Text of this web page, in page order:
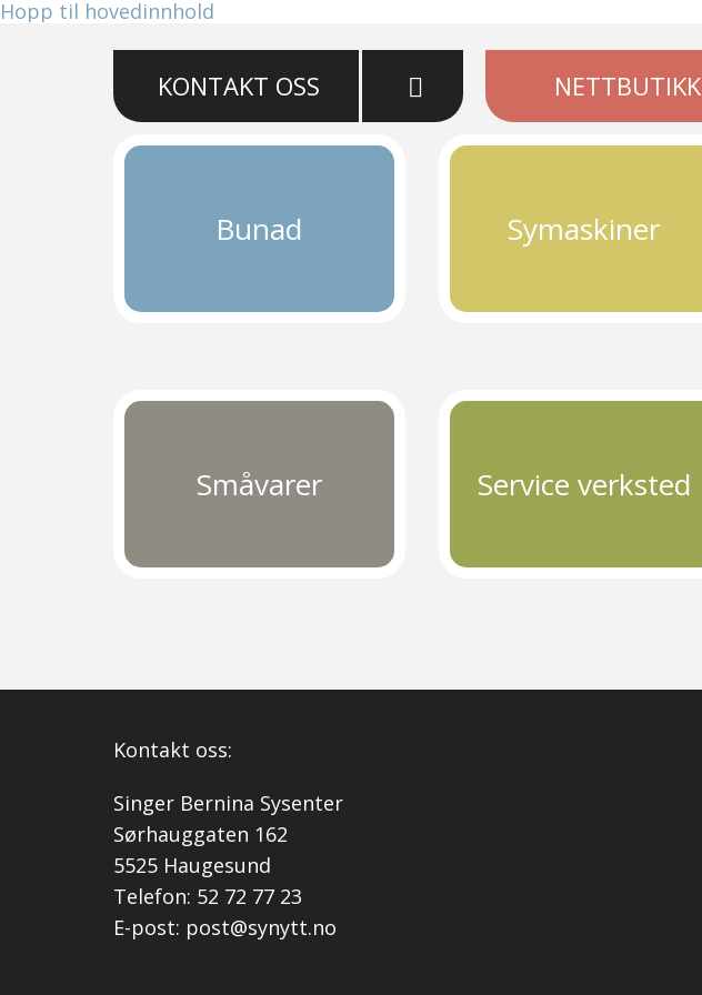
Hopp til hovedinnhold
KONTAKT OSS NETTBUTIKK
Bunad Symaskiner
Småvarer Service verksted
Kontakt oss:
Singer Bernina Sysenter
Sørhauggaten 162
5525 Haugesund
Telefon: 52 72 77 23
E-post: post@synytt.no